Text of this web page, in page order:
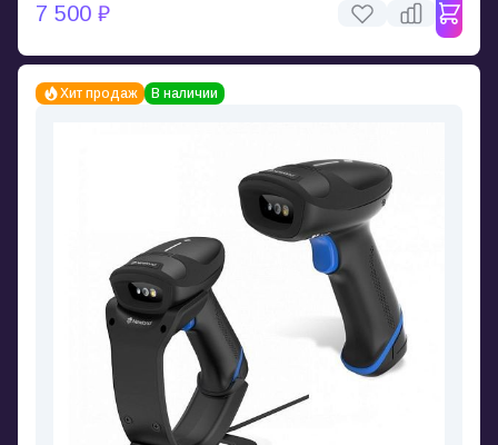
7 500 ₽
Хит продаж В наличии